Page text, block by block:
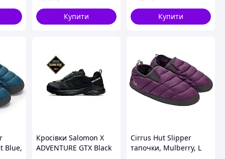
швидкою доставкою
по УкраїніКупити
2248]
Купити
Blue,
Кросівки Salomon X
ADVENTURE GTX Black
Cirrus Hut Slipper
тапочки, Mulberry, L